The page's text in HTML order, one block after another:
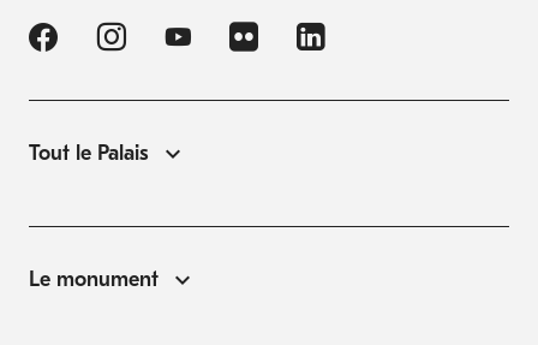
Tout le Palais
Le monument